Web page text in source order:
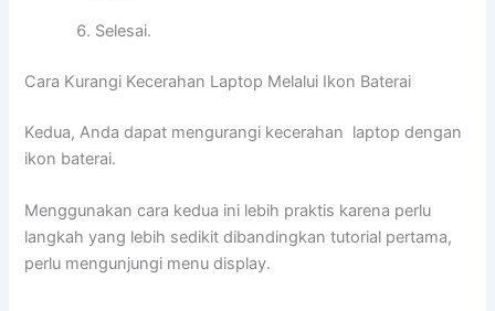
Selesai.
Cara Kurangi Kecerahan Laptop Melalui Ikon Baterai
Kedua, Anda dapat mengurangi kecerahan laptop dengan
ikon baterai.
Menggunakan cara kedua ini lebih praktis karena perlu
langkah yang lebih sedikit dibandingkan tutorial pertama,
perlu mengunjungi menu display.